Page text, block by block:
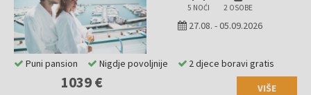
5 NOĆI 2 OSOBE
27.08. -05.09.2026
1039 € VIŠE
Puni pansion Nigdje povoljnije 2 djece boravi gratis